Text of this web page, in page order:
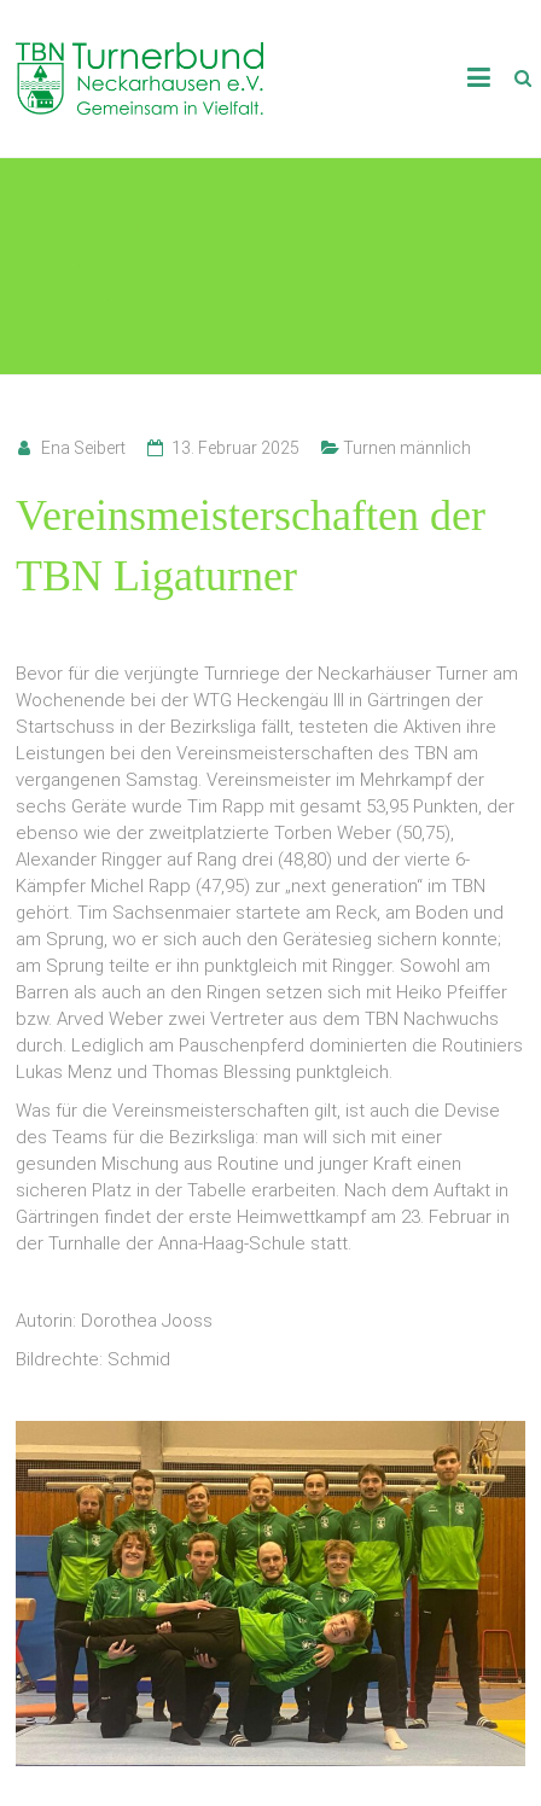
content
TB
Neckarhausen
Ena Seibert 13. Februar 2025 Turnen männlich
Vereinsmeisterschaften der
TBN Ligaturner
Bevor für die verjüngte Turnriege der Neckarhäuser Turner am
Wochenende bei der WTG Heckengäu III in Gärtringen der
Startschuss in der Bezirksliga fällt, testeten die Aktiven ihre
Leistungen bei den Vereinsmeisterschaften des TBN am
vergangenen Samstag. Vereinsmeister im Mehrkampf der
sechs Geräte wurde Tim Rapp mit gesamt 53,95 Punkten, der
ebenso wie der zweitplatzierte Torben Weber (50,75),
Alexander Ringger auf Rang drei (48,80) und der vierte 6-
Kämpfer Michel Rapp (47,95) zur „next generation“ im TBN
gehört. Tim Sachsenmaier startete am Reck, am Boden und
am Sprung, wo er sich auch den Gerätesieg sichern konnte;
am Sprung teilte er ihn punktgleich mit Ringger. Sowohl am
Barren als auch an den Ringen setzen sich mit Heiko Pfeiffer
bzw. Arved Weber zwei Vertreter aus dem TBN Nachwuchs
durch. Lediglich am Pauschenpferd dominierten die Routiniers
Lukas Menz und Thomas Blessing punktgleich.
Was für die Vereinsmeisterschaften gilt, ist auch die Devise
des Teams für die Bezirksliga: man will sich mit einer
gesunden Mischung aus Routine und junger Kraft einen
sicheren Platz in der Tabelle erarbeiten. Nach dem Auftakt in
Gärtringen findet der erste Heimwettkampf am 23. Februar in
der Turnhalle der Anna-Haag-Schule statt.
Autorin: Dorothea Jooss
Bildrechte: Schmid